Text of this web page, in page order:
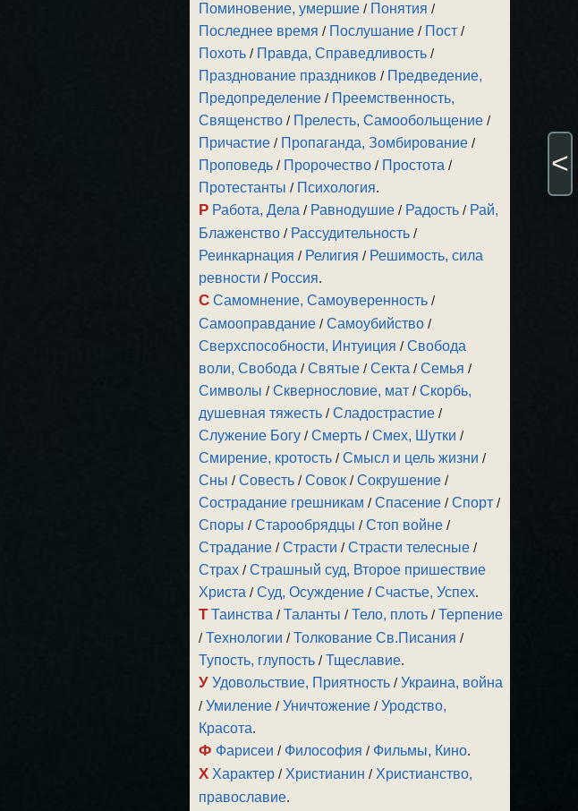
Поминовение, умершие / Понятия /
Последнее время / Послушание / Пост /
Похоть / Правда, Справедливость /
Празднование праздников / Предведение,
Предопределение / Преемственность,
Священство / Прелесть, Самообольщение /
Причастие / Пропаганда, Зомбирование /
Проповедь / Пророчество / Простота /
Протестанты / Психология.
Р Работа, Дела / Равнодушие / Радость / Рай,
Блаженство / Рассудительность /
Реинкарнация / Религия / Решимость, сила
ревности / Россия.
С Самомнение, Самоуверенность /
Самооправдание /Самоубийство /
Сверхспособности, Интуиция /Свобода
воли, Свобода /Святые /Секта /Семья /
Символы /Сквернословие, мат /Скорбь,
душевная тяжесть /Сладострастие /
Служение Богу /Смерть /Смех, Шутки /
Смирение, кротость /Смысл и цель жизни /
Сны /Совесть /Совок /Сокрушение /
Сострадание грешникам /Спасение /Спорт /
Споры /Старообрядцы /Стоп войне /
Страдание /Страсти /Страсти телесные /
Страх /Страшный суд, Второе пришествие
Христа /Суд, Осуждение /Счастье, Успех.
Т Таинства /Таланты /Тело, плоть /Терпение
/Технологии /Толкование Св.Писания /
Тупость, глупость /Тщеславие.
У Удовольствие, Приятность /Украина, война
/Умиление /Уничтожение /Уродство,
Красота.
Ф Фарисеи / Философия / Фильмы, Кино.
Х Характер / Христианин / Христианство,
православие.
<